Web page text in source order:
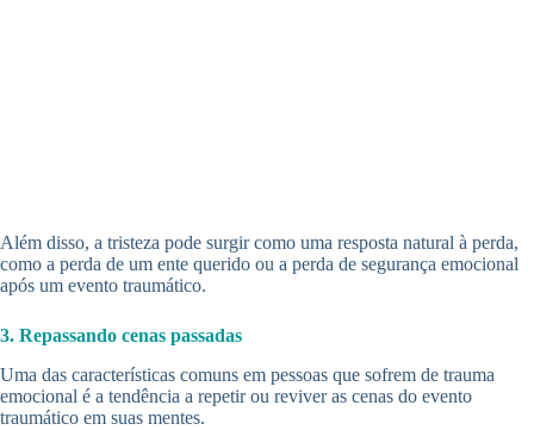
Além disso, a tristeza pode surgir como uma resposta natural à perda,
como a perda de um ente querido ou a perda de segurança emocional
após um evento traumático.
3. Repassando cenas passadas
Uma das características comuns em pessoas que sofrem de trauma
emocional é a tendência a repetir ou reviver as cenas do evento
traumático em suas mentes.